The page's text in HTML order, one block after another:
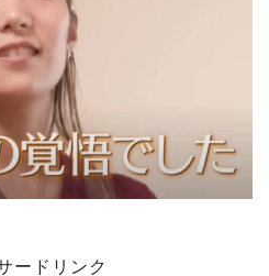
ードリンク